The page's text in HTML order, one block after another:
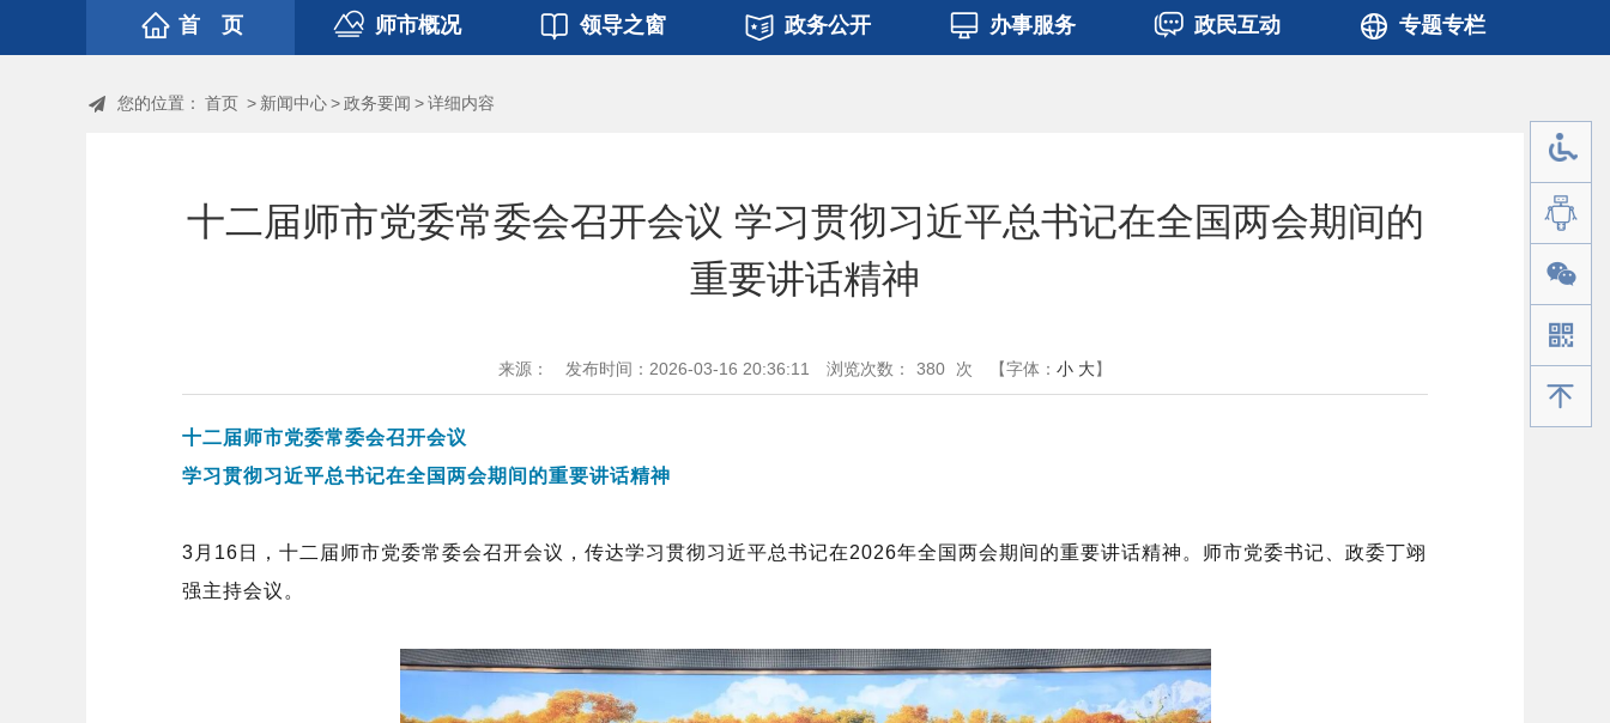
首 页 师市概况 领导之窗 政务公开 办事服务 政民互动 专题专栏
您的位置： 首页 > 新闻中心>政务要闻 >详细内容
十二届师市党委常委会召开会议 学习贯彻习近平总书记在全国两会期间的
重要讲话精神
来源： 发布时间：2026-03-16 20:36:11 浏览次数： 380 次 【字体： 小 大】
十二届师市党委常委会召开会议
学习贯彻习近平总书记在全国两会期间的重要讲话精神
3 月 16 日，十二届师市党委常委会召开会议，传达学习贯彻习近平总书记在2026年全国两会期间的重要讲话精神。师市党委书记、政委丁翊
强主持会议。
手机版